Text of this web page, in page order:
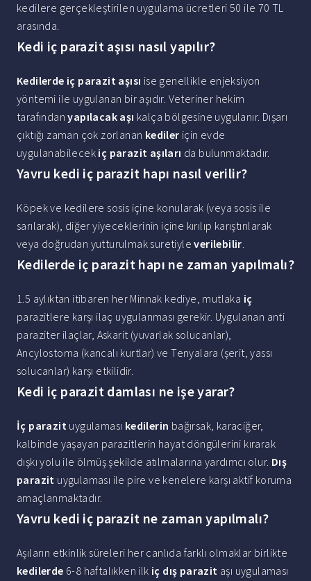
kedilere gerçekleştirilen uygulama ücretleri 50 ile 70 TL
arasında.
Kedi iç parazit aşısı nasıl yapılır?
Kedilerde iç parazit aşısı ise genellikle enjeksiyon
yöntemi ile uygulanan bir aşıdır. Veteriner hekim
tarafındanyapılacak aşı kalça bölgesine uygulanır. Dışarı
çıktığı zaman çok zorlanan kediler için evde
uygulanabilecek iç parazit aşıları da bulunmaktadır.
Yavru kedi iç parazit hapı nasıl verilir?
Köpek ve kedilere sosis içine konularak (veya sosis ile
sarılarak), diğer yiyeceklerinin içine kırılıp karıştırılarak
veya doğrudan yutturulmak suretiyleverilebilir.
Kedilerde iç parazit hapı ne zaman yapılmalı?
1.5 aylıktan itibaren her Minnak kediye, mutlaka iç
parazitlere karşı ilaç uygulanması gerekir. Uygulanan anti
paraziter ilaçlar, Askarit (yuvarlak solucanlar),
Ancylostoma (kancalı kurtlar) ve Tenyalara (şerit, yassı
solucanlar) karşı etkilidir.
Kedi iç parazit damlası ne işe yarar?
İç parazit uygulaması kedilerin bağırsak, karaciğer,
kalbinde yaşayan parazitlerin hayat döngülerini kırarak
dışkı yolu ile ölmüş şekilde atılmalarına yardımcı olur. Dış
parazit uygulaması ile pire ve kenelere karşı aktif koruma
amaçlanmaktadır.
Yavru kedi iç parazit ne zaman yapılmalı?
Aşıların etkinlik süreleri her canlıda farklı olmaklar birlikte
kedilerde 6-8 haftalıkken ilk iç dış parazit aşı uygulaması